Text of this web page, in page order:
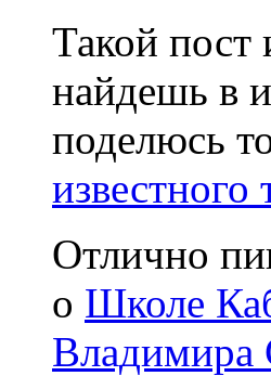
Такой пост
найдешь в
поделюсь
Отлично
о Школе
Владимира